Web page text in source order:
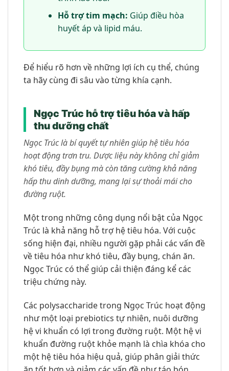
Hỗ trợ tim mạch: Giúp điều hòa
huyết áp và lipid máu.
Để hiểu rõ hơn về những lợi ích cụ thể, chúng
ta hãy cùng đi sâu vào từng khía cạnh.
Ngọc Trúc hỗ trợ tiêu hóa và hấp
thu dưỡng chất
Ngọc Trúc là bí quyết tự nhiên giúp hệ tiêu hóa
hoạt động trơn tru. Dược liệu này không chỉ giảm
khó tiêu, đầy bụng mà còn tăng cường khả năng
hấp thu dinh dưỡng, mang lại sự thoải mái cho
đường ruột.
Một trong những công dụng nổi bật của Ngọc
Trúc là khả năng hỗ trợ hệ tiêu hóa. Với cuộc
sống hiện đại, nhiều người gặp phải các vấn đề
về tiêu hóa như khó tiêu, đầy bụng, chán ăn.
Ngọc Trúc có thể giúp cải thiện đáng kể các
triệu chứng này.
Các polysaccharide trong Ngọc Trúc hoạt động
như một loại prebiotics tự nhiên, nuôi dưỡng
hệ vi khuẩn có lợi trong đường ruột. Một hệ vi
khuẩn đường ruột khỏe mạnh là chìa khóa cho
một hệ tiêu hóa hiệu quả, giúp phân giải thức